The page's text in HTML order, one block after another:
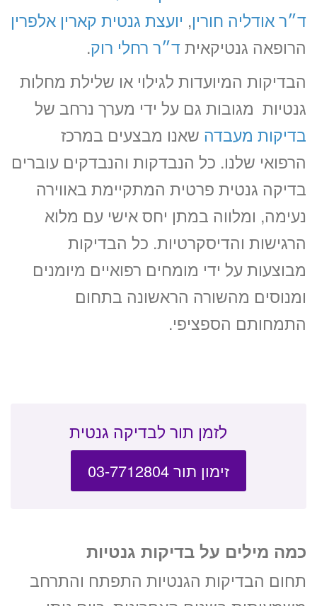
ד״ר אודליה חורין, יועצת גנטית קארין אלפרין
הרופאה גנטיקאיתד״ר רחלי רוק.
הבדיקות המיועדות לגילוי או שלילת מחלות
גנטיות מגובות גם על ידי מערך נרחב של
בדיקות מעבדה שאנו מבצעים במרכז
הרפואי שלנו. כל הנבדקות והנבדקים עוברים
בדיקה גנטית פרטית המתקיימת באווירה
נעימה, ומלווה במתן יחס אישי עם מלוא
הרגישות והדיסקרטיות. כל הבדיקות
מבוצעות על ידי מומחים רפואיים מיומנים
ומנוסים מהשורה הראשונה בתחום
התמחותם הספציפי.
לזמן תור לבדיקה גנטית
זימון תור 03-7712804
כמה מילים על בדיקות גנטיות
תחום הבדיקות הגנטיות התפתח והתרחב